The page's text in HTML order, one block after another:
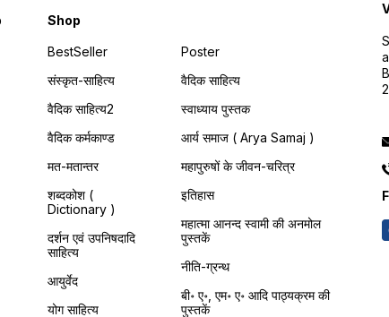
Shop
BestSeller
संस्कृत-साहित्य
वैदिक साहित्य2
वैदिक कर्मकाण्ड
मत-मतान्तर
शब्दकोश (
Dictionary )
दर्शन एवं उपनिषदादि
साहित्य
आयुर्वेद
योग साहित्य
Poster
वैदिक साहित्य
स्वाध्याय पुस्तक
आर्य समाज ( Arya Samaj )
महापुरुषों के जीवन-चरित्र
इतिहास
महात्मा आनन्द स्वामी की अनमोल
पुस्तकें
नीति-ग्रन्थ
बी॰ ए॰, एम॰ ए॰ आदि पाठ्यक्रम की
पुस्तकें